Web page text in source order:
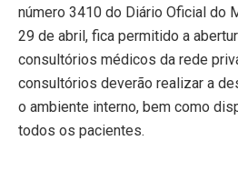
número 3410 do Diário Oficial do
29 de abril, fica permitido a
consultórios médicos da rede
consultórios deverão realizar a
o ambiente interno, bem como
todos os pacientes.